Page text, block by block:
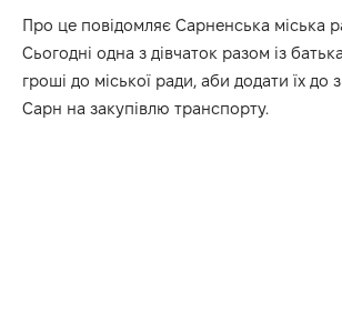
Про це повідомляє Сарненська міська
Сьогодні одна з дівчаток разом із
гроші до міської ради, аби додати їх до
Сарн на закупівлю транспорту.